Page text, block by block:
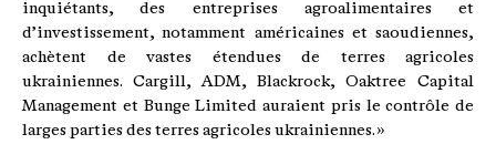
inquiétants, des entreprises agroalimentaires et
d’investissement, notamment américaines et saoudiennes,
achètent de vastes étendues de terres agricoles
ukrainiennes. Cargill, ADM, Blackrock, Oaktree Capital
Management et Bunge Limited auraient pris le contrôle de
larges parties des terres agricoles ukrainiennes. »